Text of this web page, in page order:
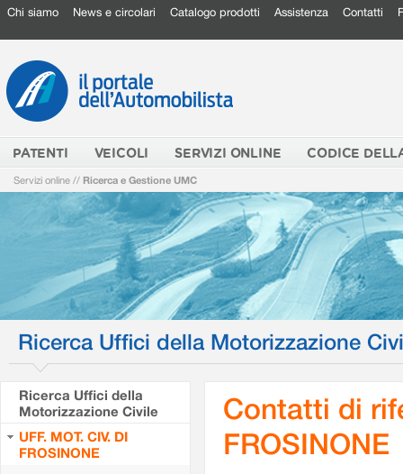
Chi siamo News e circolari Catalogo prodotti Assistenza Contatti
PATENTI VEICOLI SERVIZI ONLINE CODICE
Servizi online // Ricerca e Gestione UMC
Ricerca Uffici della Motorizzazione
Ricerca Uffici della
Motorizzazione Civile
UFF. MOT. CIV. DI
FROSINONE
Contatti di
FROSINONE